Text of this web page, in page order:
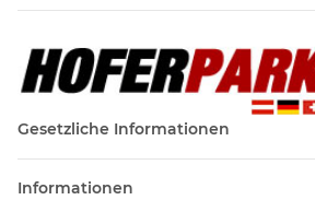
Gesetzliche Informationen
Informationen